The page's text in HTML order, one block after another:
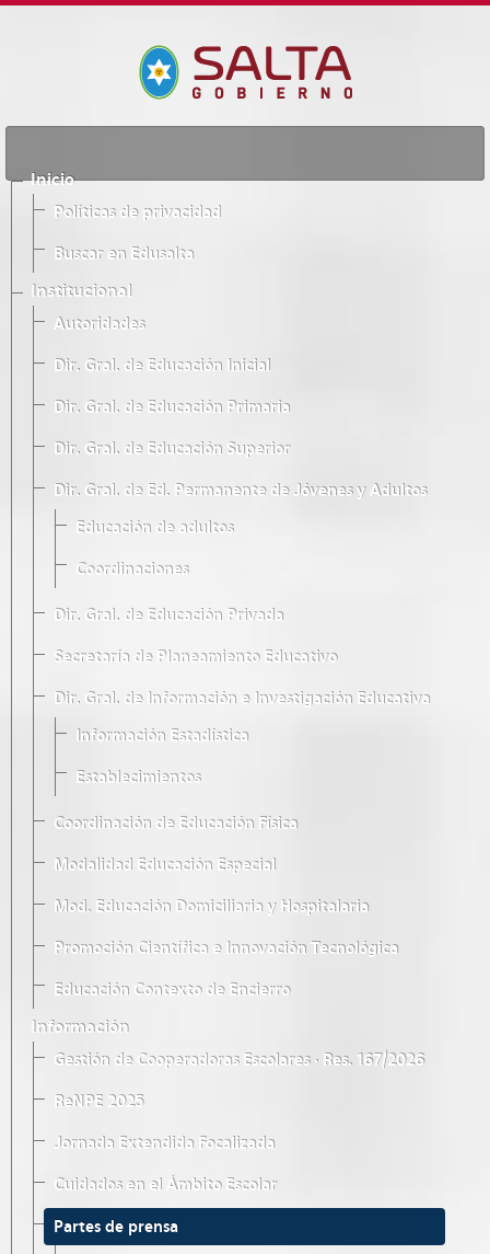
Inicio
Políticas de privacidad
Buscar en Edusalta
Institucional
Autoridades
Dir. Gral. de Educación Inicial
Dir. Gral. de Educación Primaria
Dir. Gral. de Educación Superior
Dir. Gral. de Ed. Permanente de Jóvenes y Adultos
Educación de adultos
Coordinaciones
Dir. Gral. de Educación Privada
Secretaría de Planeamiento Educativo
Dir. Gral. de Información e Investigación Educativa
Información Estadística
Establecimientos
Coordinación de Educación Física
Modalidad Educación Especial
Mod. Educación Domiciliaria y Hospitalaria
Promoción Científica e Innovación Tecnológica
Educación Contexto de Encierro
Información
Gestión de Cooperadoras Escolares · Res. 167/2026
ReNPE 2025
Jornada Extendida Focalizada
Cuidados en el Ámbito Escolar
Partes de prensa